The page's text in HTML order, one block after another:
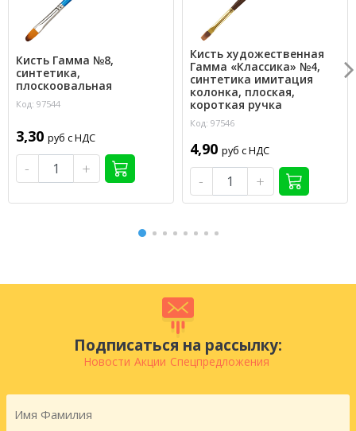
Кисть Гамма №8,
синтетика,
плоскоовальная
Код: 97544
3,30 руб с НДС
- +
Кисть художественная
Гамма «Классика» №4,
синтетика имитация
колонка, плоская,
короткая ручка
Код: 97546
4,90 руб с НДС
- +
Подписаться на рассылку:
Новости Акции Спецпредложения